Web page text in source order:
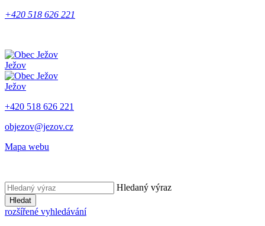
+420 518 626 221
Ježov
Ježov
+420 518 626 221
objezov@jezov.cz
Mapa webu
Hledaný výraz
Hledat
rozšířené vyhledávání